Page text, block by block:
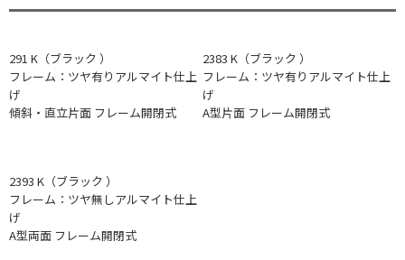
291 K（ブラック ）
フレーム：ツヤ有りアルマイト仕上
げ
傾斜・直立片面 フレーム開閉式
2383 K（ブラック ）
フレーム：ツヤ有りアルマイト仕上
げ
A型片面 フレーム開閉式
2393 K（ブラック ）
フレーム：ツヤ無しアルマイト仕上
げ
A型両面 フレーム開閉式